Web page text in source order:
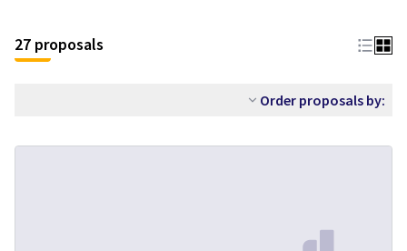
27 proposals
Order proposals by: